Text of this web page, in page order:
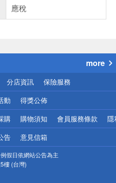
應稅
心！
more
分店資訊 保險服務
動 得獎公佈
購 購物須知 會員服務條款 隱
告 意見信箱
假日依網站公告為主
樓 (台灣)